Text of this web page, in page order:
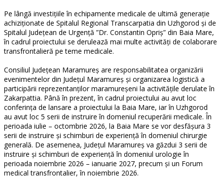
Pe lângă investițiile în echipamente medicale de ultimă generație
achiziționate de Spitalul Regional Transcarpatia din Uzhgorod și de
Spitalul Județean de Urgență ”Dr. Constantin Opriș” din Baia Mare,
în cadrul proiectului se derulează mai multe activități de colaborare
transfrontalieră pe teme medicale.
Consiliul Județean Maramureș are responsabilitatea organizării
evenimentelor din Județul Maramureș și organizarea logistică a
participării reprezentanților maramureșeni la activitățile derulate în
Zakarpattia. Până în prezent, în cadrul proiectului au avut loc
conferința de lansare a proiectului la Baia Mare, iar în Uzhgorod
au avut loc 5 serii de instruire în domeniul recuperării medicale. În
perioada iulie – octombrie 2026, la Baia Mare se vor desfășura 3
serii de instruire și schimburi de experiență în domeniul chirurgie
generală. De asemenea, Județul Maramureș va găzdui 3 serii de
instruire și schimburi de experiență în domeniul urologie în
perioada noiembrie 2026 – ianuarie 2027, precum și un Forum
medical transfrontalier, în noiembrie 2026.